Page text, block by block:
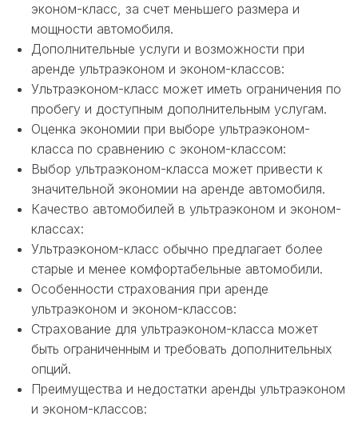
эконом-класс, за счет меньшего размера и
мощности автомобиля.
Дополнительные услуги и возможности при
аренде ультраэконом и эконом-классов:
Ультраэконом-класс может иметь ограничения по
пробегу и доступным дополнительным услугам.
Оценка экономии при выборе ультраэконом-
класса по сравнению с эконом-классом:
Выбор ультраэконом-класса может привести к
значительной экономии на аренде автомобиля.
Качество автомобилей в ультраэконом и эконом-
классах:
Ультраэконом-класс обычно предлагает более
старые и менее комфортабельные автомобили.
Особенности страхования при аренде
ультраэконом и эконом-классов:
Страхование для ультраэконом-класса может
быть ограниченным и требовать дополнительных
опций.
Преимущества и недостатки аренды ультраэконом
и эконом-классов: